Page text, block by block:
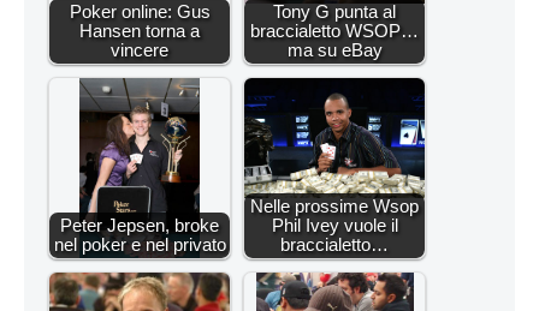
Poker online: Gus
Hansen torna a
vincere
Tony G punta al
braccialetto WSOP…
ma su eBay
Peter Jepsen, broke
nel poker e nel privato
Nelle prossime Wsop
Phil Ivey vuole il
braccialetto…